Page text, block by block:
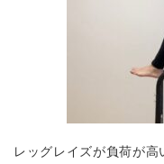
レッグレイズが負荷が